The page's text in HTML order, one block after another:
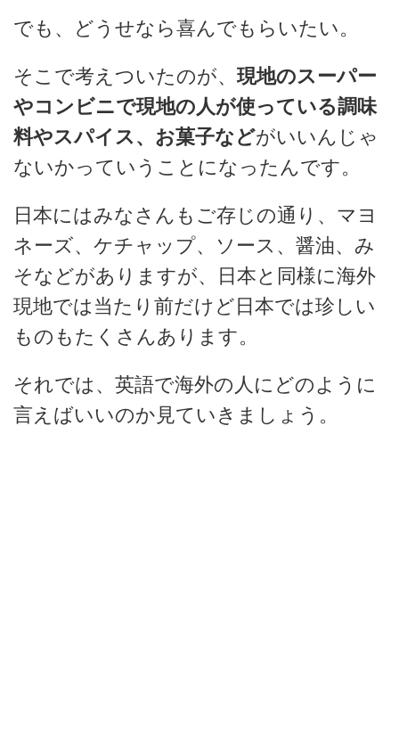
でも、どうせなら喜んでもらいたい。
そこで考えついたのが、現地のスーパー
やコンビニで現地の人が使っている調味
料やスパイス、お菓子などがいいんじゃ
ないかっていうことになったんです。
日本にはみなさんもご存じの通り、マヨ
ネーズ、ケチャップ、ソース、醤油、み
そなどがありますが、日本と同様に海外
現地では当たり前だけど日本では珍しい
ものもたくさんあります。
それでは、英語で海外の人にどのように
言えばいいのか見ていきましょう。